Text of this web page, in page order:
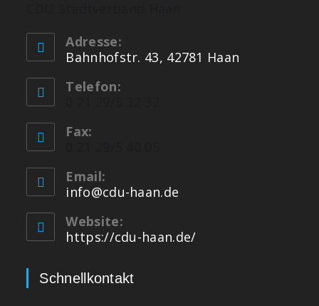
Adresse:
Bahnhofstr. 43, 42781 Haan
Telefon:
Fax:
Email:
info@cdu-haan.de
Website:
https://cdu-haan.de/
Schnellkontakt